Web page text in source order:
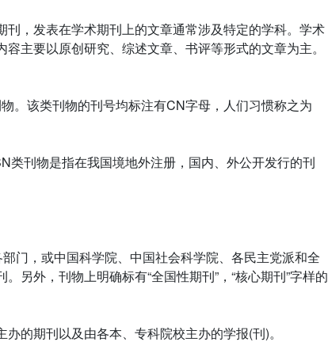
，发表在学术期刊上的文章通常涉及特定的学科。学术
主要以原创研究、综述文章、书评等形式的文章为主。
。该类刊物的刊号均标注有CN字母，人们习惯称之为
刊物是指在我国境地外注册，国内、外公开发行的刊
门，或中国科学院、中国社会科学院、各民主党派和全
另外，刊物上明确标有“全国性期刊”，“核心期刊”字样的
的期刊以及由各本、专科院校主办的学报(刊)。